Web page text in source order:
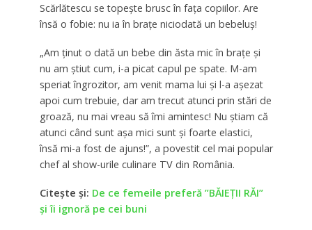
Scărlătescu se topeşte brusc în faţa copiilor. Are
însă o fobie: nu ia în braţe niciodată un bebeluş!
„Am ţinut o dată un bebe din ăsta mic în braţe şi
nu am ştiut cum, i-a picat capul pe spate. M-am
speriat îngrozitor, am venit mama lui şi l-a aşezat
apoi cum trebuie, dar am trecut atunci prin stări de
groază, nu mai vreau să îmi amintesc! Nu ştiam că
atunci când sunt aşa mici sunt şi foarte elastici,
însă mi-a fost de ajuns!”, a povestit cel mai popular
chef al show-urile culinare TV din România.
Citeşte şi: De ce femeile preferă ”BĂIEȚII RĂI”
și îi ignoră pe cei buni